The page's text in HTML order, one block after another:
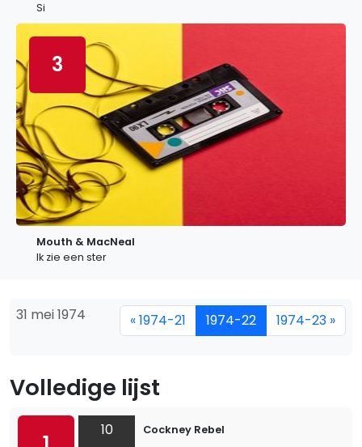
Si
3
Mouth & MacNeal
Ik zie een ster
31 mei 1974 « 1974-21 1974-22 1974-23 »
Volledige lijst
10 Cockney Rebel